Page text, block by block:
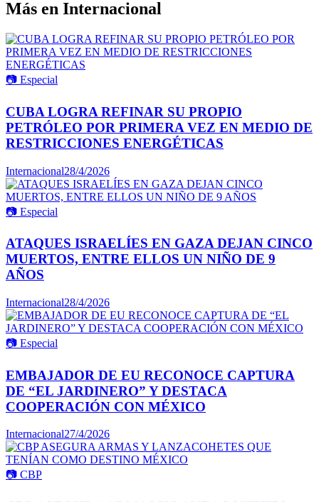
Más en Internacional
📷 Especial
CUBA LOGRA REFINAR SU PROPIO
PETRÓLEO POR PRIMERA VEZ EN MEDIO DE
RESTRICCIONES ENERGÉTICAS
Internacional28/4/2026
📷 Especial
ATAQUES ISRAELÍES EN GAZA DEJAN CINCO
MUERTOS, ENTRE ELLOS UN NIÑO DE 9
AÑOS
Internacional28/4/2026
📷 Especial
EMBAJADOR DE EU RECONOCE CAPTURA
DE “EL JARDINERO” Y DESTACA
COOPERACIÓN CON MÉXICO
Internacional27/4/2026
📷 CBP